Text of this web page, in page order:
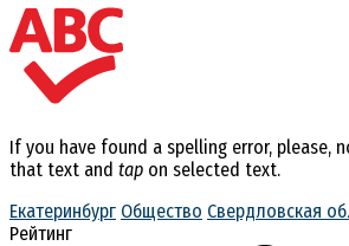
If you have found a spelling error, please,
that text and tap on selected text.
Екатеринбург Общество Свердловская
Рейтинг